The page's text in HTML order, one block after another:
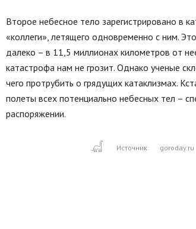
Второе небесное тело зарегистрировано в
«коллеги», летящего одновременно с ним.
далеко – в 11,5 миллионах километров от
катастрофа нам не грозит. Однако ученые
чего протрубить о грядущих катаклизмах.
полеты всех потенциально небесных тел –
распоряжении.
Источник: goroday.ru